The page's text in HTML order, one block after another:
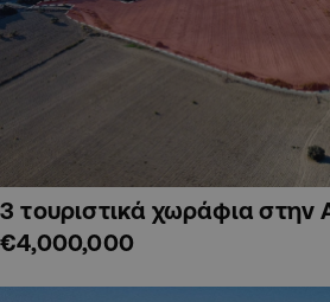
3 τουριστικά χωράφια στην
€4,000,000